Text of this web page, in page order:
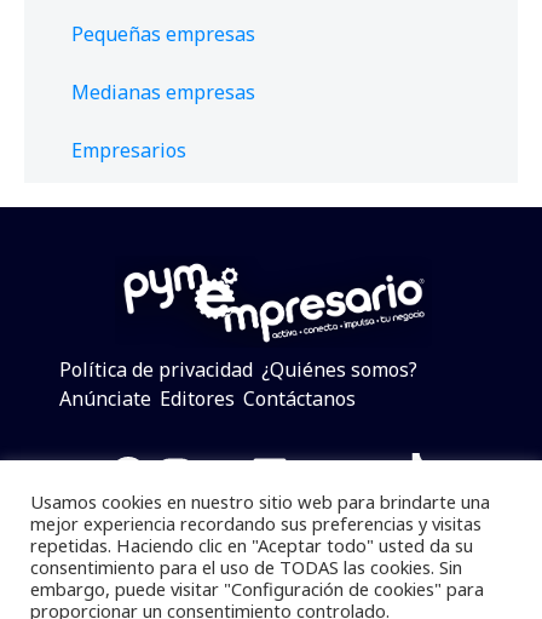
Pequeñas empresas
Medianas empresas
Empresarios
Política de privacidad ¿Quiénes somos?
Anúnciate Editores Contáctanos
Facebook
Instagram
Twitter
LinkedIn
Telegram
YouTube
TikTok
Pymempresario © 2025 Todos los derechos reservados.
Usamos cookies en nuestro sitio web para brindarte una
mejor experiencia recordando sus preferencias y visitas
repetidas. Haciendo clic en "Aceptar todo" usted da su
consentimiento para el uso de TODAS las cookies. Sin
embargo, puede visitar "Configuración de cookies" para
proporcionar un consentimiento controlado.